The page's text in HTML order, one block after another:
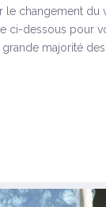
changement du
ci-dessous pour
majorité des